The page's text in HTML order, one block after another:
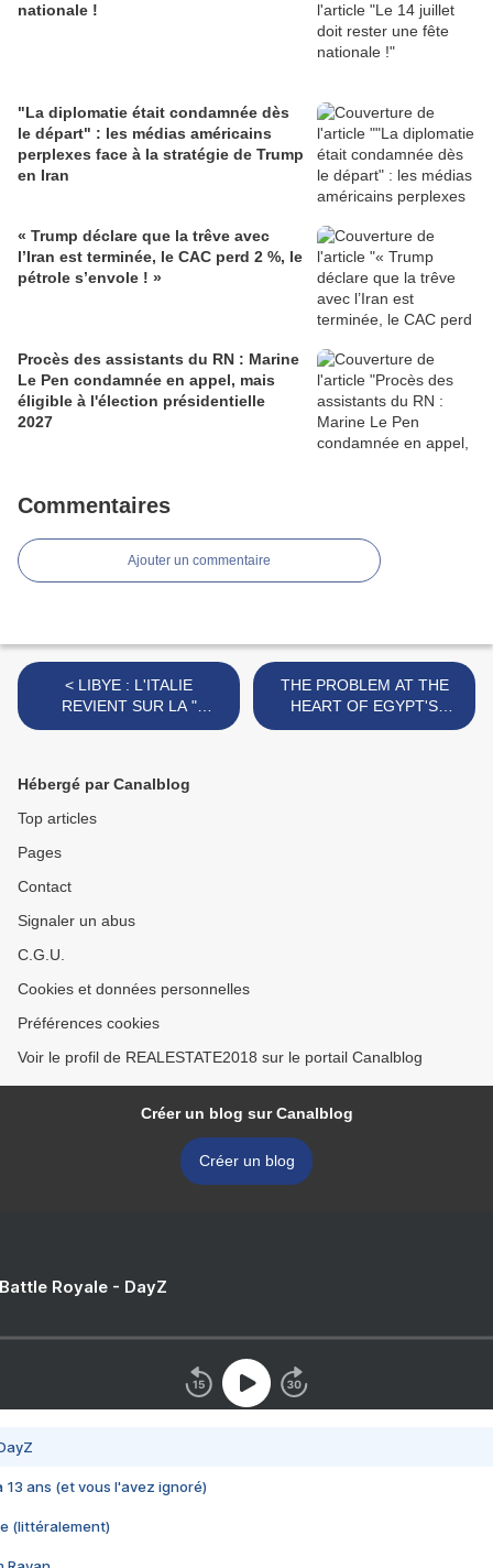
nationale !
"La diplomatie était condamnée dès
le départ" : les médias américains
perplexes face à la stratégie de Trump
en Iran
« Trump déclare que la trêve avec
l’Iran est terminée, le CAC perd 2 %, le
pétrole s’envole ! »
Procès des assistants du RN : Marine
Le Pen condamnée en appel, mais
éligible à l'élection présidentielle
2027
Commentaires
Ajouter un commentaire
< LIBYE : L'ITALIE
REVIENT SUR LA "
QUATRIEME RIVE " PAR
THE PROBLEM AT THE
HEART OF EGYPT'S
REVOLUTION by NONIE
Hébergé par Canalblog
Top articles
Pages
Contact
Signaler un abus
C.G.U.
Cookies et données personnelles
Préférences cookies
Voir le profil de REALESTATE2018 sur le portail Canalblog
Créer un blog sur Canalblog
Créer un blog
Royale - DayZ
13 ans (et vous l'avez ignoré)
(littéralement)